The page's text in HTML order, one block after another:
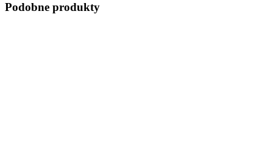
Podobne produkty